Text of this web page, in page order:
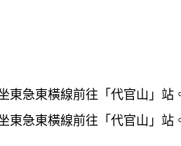
急東橫線前往「代官山」站
急東橫線前往「代官山」站